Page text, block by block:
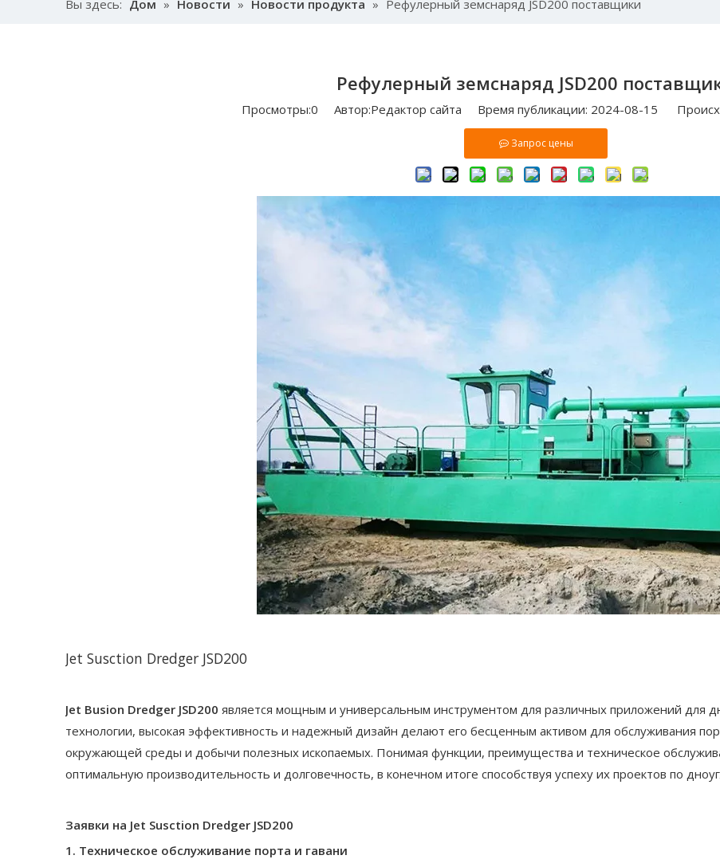
Вы здесь: Дом » Новости » Новости продукта » Рефулерный земснаряд JSD200 поставщики
Рефулерный земснаряд JSD200
Просмотры:0 Автор:Pедактор сайта Время публикации: 2024-08-15
Запрос цены
Jet Susction Dredger JSD200
Jet Busion Dredger JSD200 является мощным и универсальным инструментом для различных приложений для
технологии, высокая эффективность и надежный дизайн делают его бесценным активом для обслуживания
окружающей среды и добычи полезных ископаемых. Понимая функции, преимущества и техническое
оптимальную производительность и долговечность, в конечном итоге способствуя успеху их проектов по
Заявки на Jet Susction Dredger JSD200
1. Техническое обслуживание порта и гавани